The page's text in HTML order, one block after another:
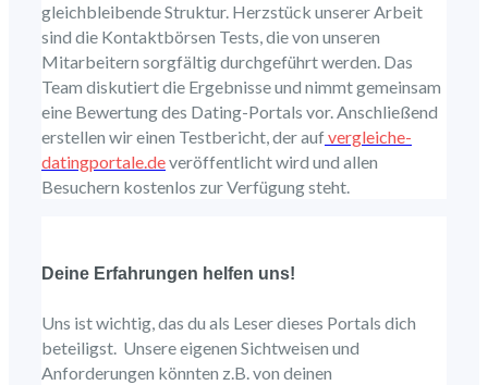
gleichbleibende Struktur. Herzstück unserer Arbeit
sind die Kontaktbörsen Tests, die von unseren
Mitarbeitern sorgfältig durchgeführt werden. Das
Team diskutiert die Ergebnisse und nimmt gemeinsam
eine Bewertung des Dating-Portals vor. Anschließend
erstellen wir einen Testbericht, der aufvergleiche-
datingportale.deveröffentlicht wird und allen
Besuchern kostenlos zur Verfügung steht.
Deine Erfahrungen helfen uns!
Uns ist wichtig, das du als Leser dieses Portals dich
beteiligst. Unsere eigenen Sichtweisen und
Anforderungen könnten z.B. von deinen